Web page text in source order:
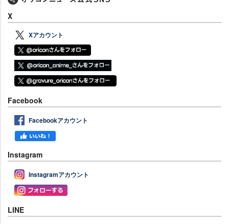
X
Xアカウント
Facebook
Facebookアカウント
Instagram
Instagramアカウント
LINE